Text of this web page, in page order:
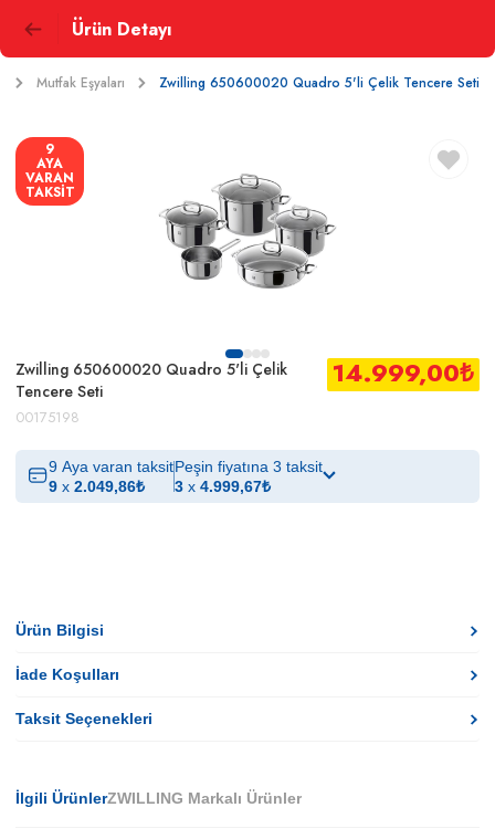
Ürün Detayı
Mutfak Eşyaları Zwilling 650600020 Quadro 5'li Çelik Tencere Seti
9
AYA
VARAN
TAKSİT
Zwilling 650600020 Quadro 5'li Çelik
Tencere Seti
00175198
14.999,00₺
9 Aya varan taksit
9 x 2.049,86₺
Peşin fiyatına 3 taksit
3 x 4.999,67₺
Ürün Bilgisi
İade Koşulları
Taksit Seçenekleri
İlgili ÜrünlerZWILLING Markalı Ürünler